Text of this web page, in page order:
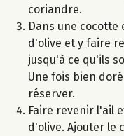
coriandre.
Dans une
d'olive et y faire
jusqu'à ce qu'ils
Une fois bien
réserver.
Faire revenir l'ail
d'olive. Ajouter le